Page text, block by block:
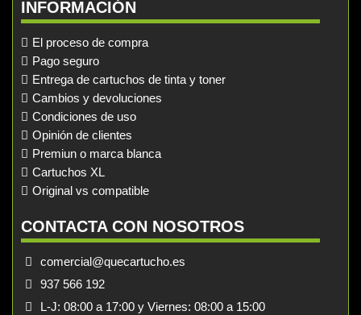
INFORMACIÓN
El proceso de compra
Pago seguro
Entrega de cartuchos de tinta y toner
Cambios y devoluciones
Condiciones de uso
Opinión de clientes
Premiun o marca blanca
Cartuchos XL
Original vs compatible
CONTACTA CON NOSOTROS
comercial@quecartucho.es
937 566 192
L-J: 08:00 a 17:00 y Viernes: 08:00 a 15:00